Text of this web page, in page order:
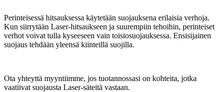
Perinteisessä hitsauksessa käytetään suojauksena erilaisia verhoja.
Kun siirrytään Laser-hitsaukseen ja suurempiin tehoihin, perinteiset
verhot voivat tulla kyseeseen vain toisiosuojauksessa. Ensisijainen
suojaus tehdään yleensä kiinteillä suojilla.
Ota yhteyttä myyntiimme, jos tuotannossasi on kohteita, jotka
vaatiivat suojausta Laser-säteitä vastaan.